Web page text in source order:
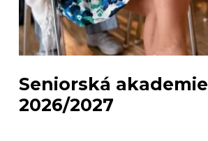
Seniorská akademie
2026/2027